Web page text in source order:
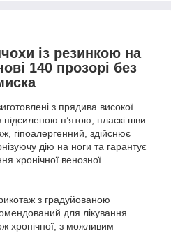
із резинкою на
140 прозорі без
з прядива високої
підсиленою п’ятою, пласкі шви.
гіпоалергенний, здійснює
дію на ноги та гарантує
хронічної венозної
з градуйованою
для лікування
хронічної, з можливим